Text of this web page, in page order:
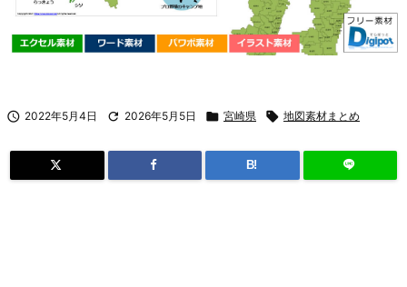
 2022年5月4日  2026年5月5日  宮崎県  地図素材まとめ
B!